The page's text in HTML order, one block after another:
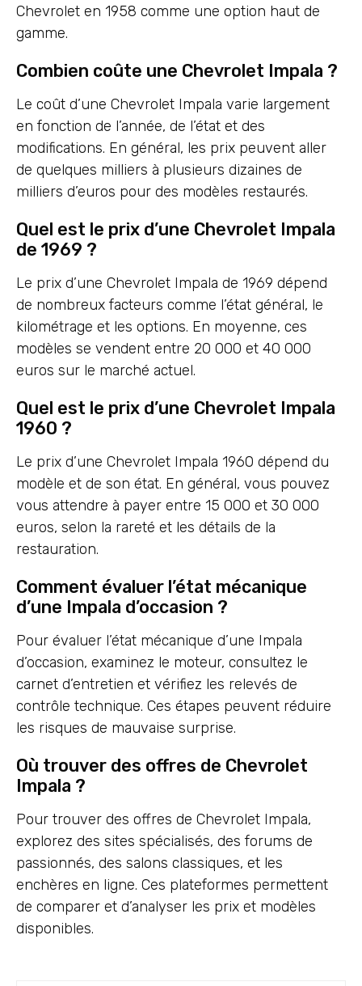
Chevrolet en 1958 comme une option haut de
gamme.
Combien coûte une Chevrolet Impala ?
Le coût d’une Chevrolet Impala varie largement
en fonction de l’année, de l’état et des
modifications. En général, les prix peuvent aller
de quelques milliers à plusieurs dizaines de
milliers d’euros pour des modèles restaurés.
Quel est le prix d’une Chevrolet Impala
de 1969 ?
Le prix d’une Chevrolet Impala de 1969 dépend
de nombreux facteurs comme l’état général, le
kilométrage et les options. En moyenne, ces
modèles se vendent entre 20 000 et 40 000
euros sur le marché actuel.
Quel est le prix d’une Chevrolet Impala
1960 ?
Le prix d’une Chevrolet Impala 1960 dépend du
modèle et de son état. En général, vous pouvez
vous attendre à payer entre 15 000 et 30 000
euros, selon la rareté et les détails de la
restauration.
Comment évaluer l’état mécanique
d’une Impala d’occasion ?
Pour évaluer l’état mécanique d’une Impala
d’occasion, examinez le moteur, consultez le
carnet d’entretien et vérifiez les relevés de
contrôle technique. Ces étapes peuvent réduire
les risques de mauvaise surprise.
Où trouver des offres de Chevrolet
Impala ?
Pour trouver des offres de Chevrolet Impala,
explorez des sites spécialisés, des forums de
passionnés, des salons classiques, et les
enchères en ligne. Ces plateformes permettent
de comparer et d’analyser les prix et modèles
disponibles.